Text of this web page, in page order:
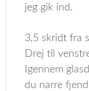
jeg gik ind.
3,5 skridt fra
Drej til
Igennem
du narre